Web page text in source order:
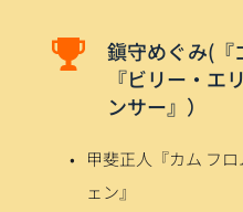
鎭守めぐみ(『
『ビリー・エ
ンサー』）
甲斐正人『カム フ
ェン』